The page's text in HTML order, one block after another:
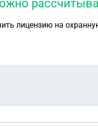
лицензию на